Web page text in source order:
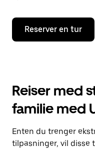
Reserver en tur
Reiser med
familie med
Enten du trenger
tilpasninger, vil disse